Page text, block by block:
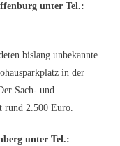
unter Tel.:
bislang unbekannte
in der
Sach- und
rund 2.500 Euro.
unter Tel.: